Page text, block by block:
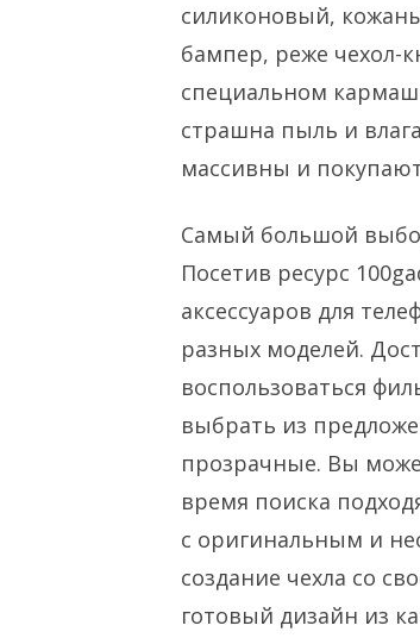
силиконовый,
бампер, реже чехол-
специальном
страшна пыль и
массивны и
Самый большой
Посетив ресурс
аксессуаров для
разных моделей.
воспользоваться
выбрать из
прозрачные. Вы
время поиска
с оригинальным и
создание чехла со
готовый дизайн из